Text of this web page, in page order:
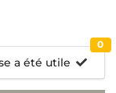
a été utile
0